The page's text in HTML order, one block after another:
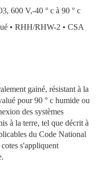
600 V,-40 ° c à 90 ° c
• RHH/RHW-2 • CSA
gainé, résistant à la
pour 90 ° c humide ou
des systèmes
à la terre, tel que décrit à
du Code National
s'appliquent